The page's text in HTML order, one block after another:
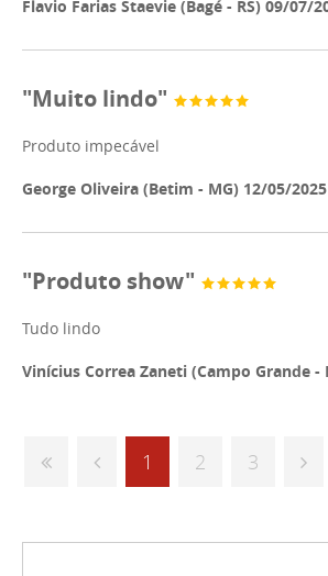
Flavio Farias Staevie (Bagé - RS) 09/07/
"Muito lindo"
Produto impecável
George Oliveira (Betim - MG) 12/05/2025
"Produto show"
Tudo lindo
Vinícius Correa Zaneti (Campo Grande -
1 2 3